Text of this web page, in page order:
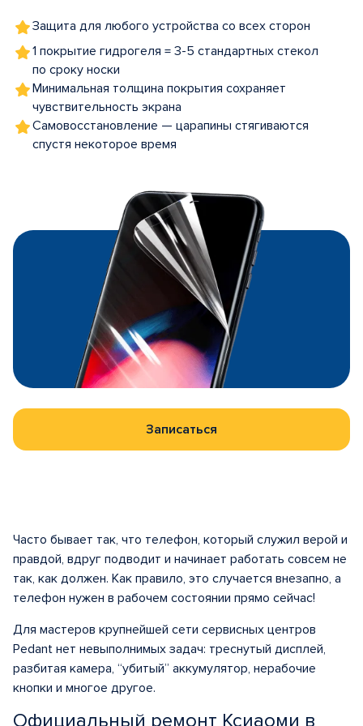
Защита для любого устройства со всех сторон
1 покрытие гидрогеля = 3-5 стандартных стекол
по сроку носки
Минимальная толщина покрытия сохраняет
чувствительность экрана
Самовосстановление — царапины стягиваются
спустя некоторое время
Записаться
Часто бывает так, что телефон, который служил верой и
правдой, вдруг подводит и начинает работать совсем не
так, как должен. Как правило, это случается внезапно, а
телефон нужен в рабочем состоянии прямо сейчас!
Для мастеров крупнейшей сети сервисных центров
Pedant нет невыполнимых задач: треснутый дисплей,
разбитая камера, “убитый” аккумулятор, нерабочие
кнопки и многое другое.
Официальный ремонт Ксиаоми в